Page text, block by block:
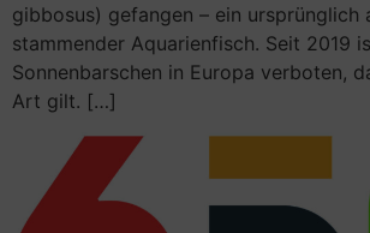
gibbosus) gefangen – ein ursprünglich
stammender Aquarienfisch. Seit 2019
Sonnenbarschen in Europa verboten,
Art gilt. […]